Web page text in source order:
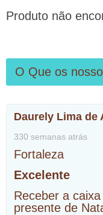
Produto não
O Que os
Daurely Lima de
330 semanas atrás
Fortaleza
Excelente
Receber a
presente de